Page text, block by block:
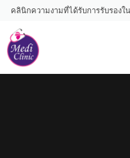
Skip
content
คลินิกความงามที่ได้รับการรับรองใ